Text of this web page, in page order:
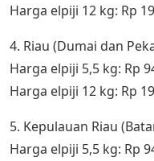
Harga elpiji 12 kg: Rp
4. Riau (Dumai dan
Harga elpiji 5,5 kg: Rp
Harga elpiji 12 kg: Rp
5. Kepulauan Riau
Harga elpiji 5,5 kg: Rp